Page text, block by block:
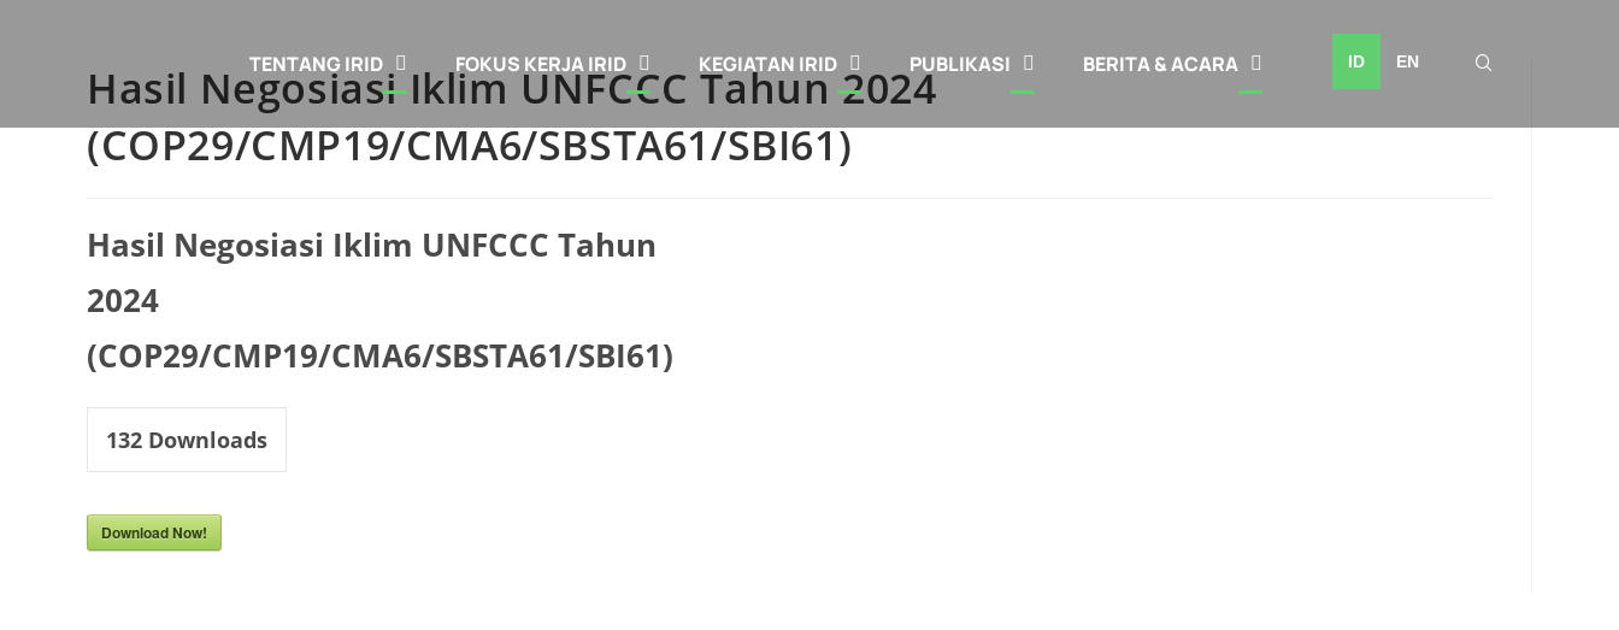
TENTANG IRID FOKUS KERJA IRID KEGIATAN IRID PUBLIKASI BERITA & ACARA ID EN
Hasil Negosiasi Iklim UNFCCC Tahun 2024
(COP29/CMP19/CMA6/SBSTA61/SBI61)
Hasil Negosiasi Iklim UNFCCC Tahun
2024
(COP29/CMP19/CMA6/SBSTA61/SBI61)
132 Downloads
Download Now!